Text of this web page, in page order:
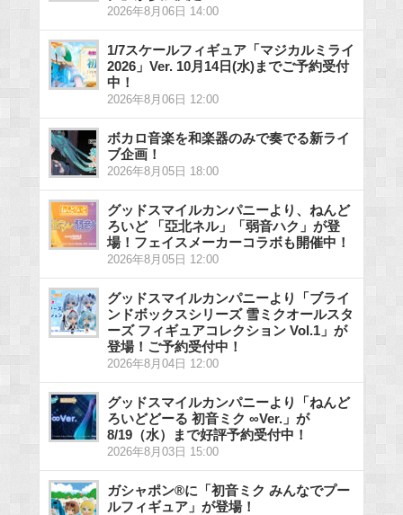
2026年8月06日 14:00
1/7スケールフィギュア「マジカルミライ
2026」Ver. 10月14日(水)までご予約受付
中！
2026年8月06日 12:00
ボカロ音楽を和楽器のみで奏でる新ライ
ブ企画！
2026年8月05日 18:00
グッドスマイルカンパニーより、ねんど
ろいど 「亞北ネル」「弱音ハク」が登
場！フェイスメーカーコラボも開催中！
2026年8月05日 12:00
グッドスマイルカンパニーより「ブライ
ンドボックスシリーズ 雪ミクオールスタ
ーズ フィギュアコレクション Vol.1」が
登場！ご予約受付中！
2026年8月04日 12:00
グッドスマイルカンパニーより「ねんど
ろいどどーる 初音ミク ∞Ver.」が
8/19（水）まで好評予約受付中！
2026年8月03日 15:00
ガシャポン®に「初音ミク みんなでプー
ルフィギュア」が登場！